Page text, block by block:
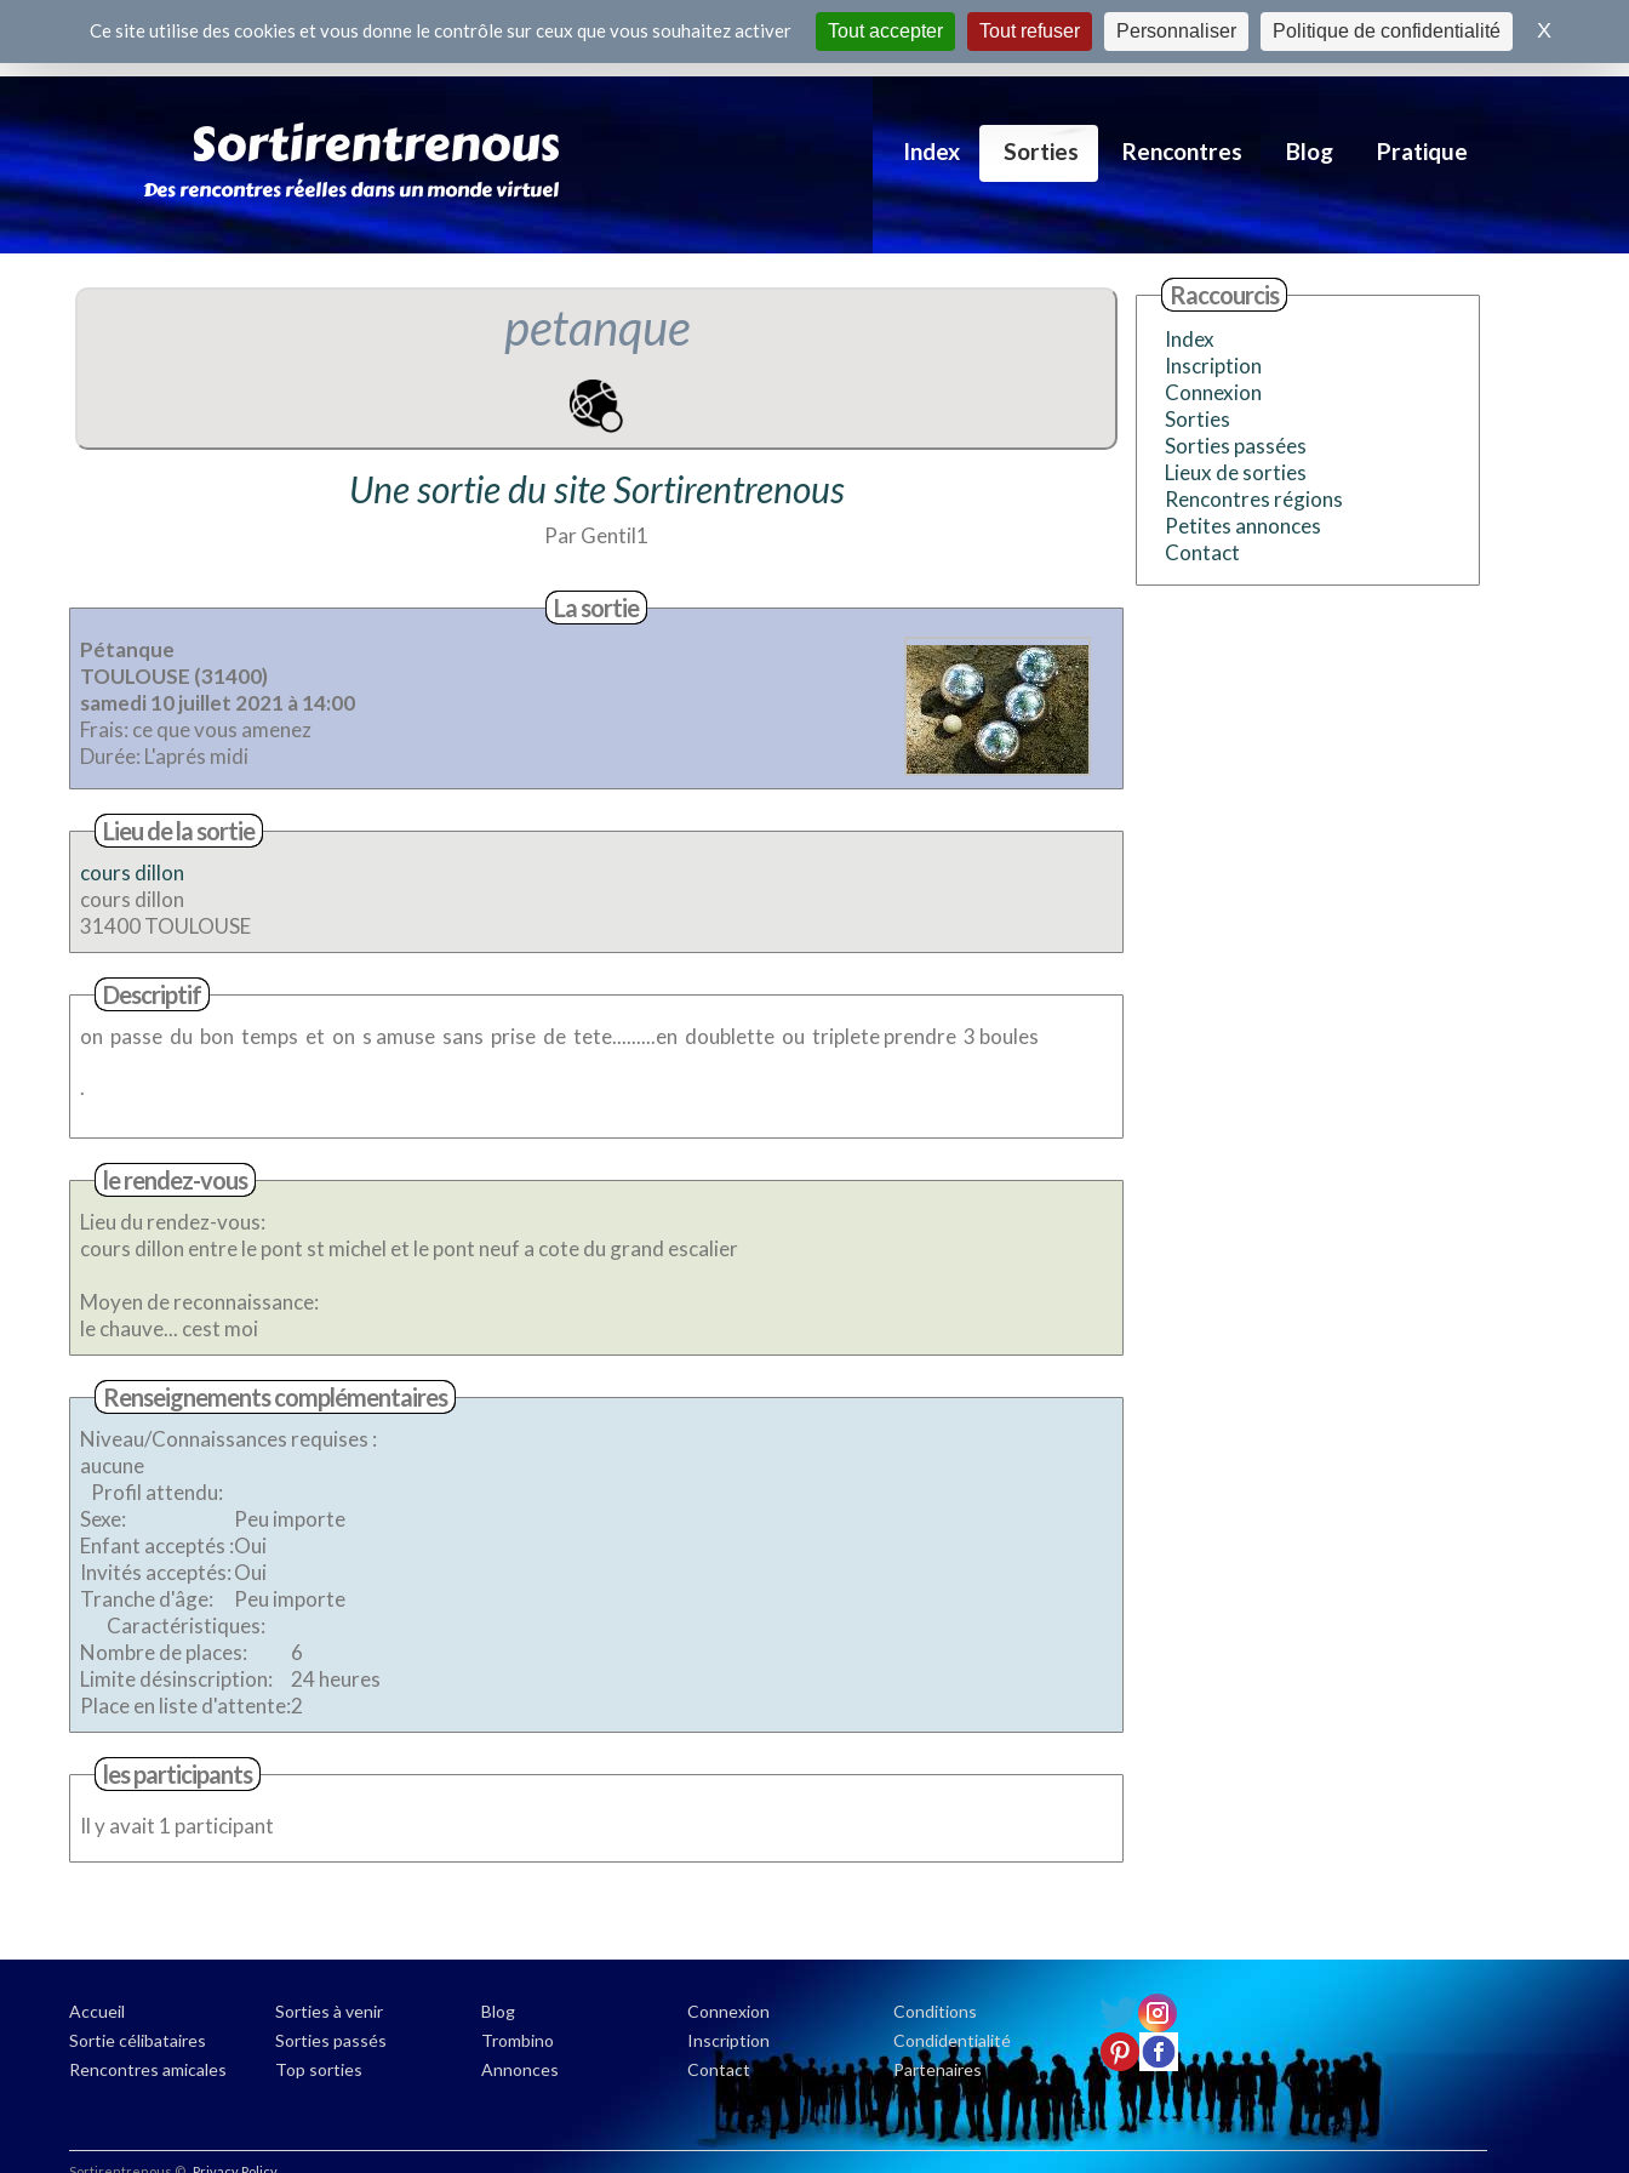
S'inscrire Se connecter
Index Sorties Rencontres Blog Pratique
petanque
Une sortie du site Sortirentrenous
Par Gentil1
La sortie
Pétanque
TOULOUSE (31400)
samedi 10 juillet 2021 à 14:00
Frais: ce que vous amenez
Durée: L'aprés midi
Lieu de la sortie
cours dillon
cours dillon
31400 TOULOUSE
Descriptif
on passe du bon temps et on s amuse sans prise de tete.........en doublette ou triplete prendre 3 boules
.
le rendez-vous
Lieu du rendez-vous:
cours dillon entre le pont st michel et le pont neuf a cote du grand escalier
Moyen de reconnaissance:
le chauve... cest moi
Renseignements complémentaires
Niveau/Connaissances requises :
aucune
Profil attendu:
Sexe:
Peu importe
Enfant acceptés :Oui
Invités acceptés:Oui
Tranche d'âge:
Peu importe
Caractéristiques:
Nombre de places:
6
Limite désinscription:
24 heures
Place en liste d'attente:2
les participants
Il y avait 1 participant
Raccourcis
Index
Inscription
Connexion
Sorties
Sorties passées
Lieux de sorties
Rencontres régions
Petites annonces
Contact
Accueil
Sortie célibataires
Rencontres amicales
Sorties à venir
Sorties passés
Top sorties
Blog
Trombino
Annonces
Connexion
Inscription
Contact
Conditions
Condidentialité
Partenaires
Ce site utilise des cookies et vous donne le contrôle sur ceux que vous souhaitez activer Tout accepter Tout refuser Personnaliser Politique de confidentialité X